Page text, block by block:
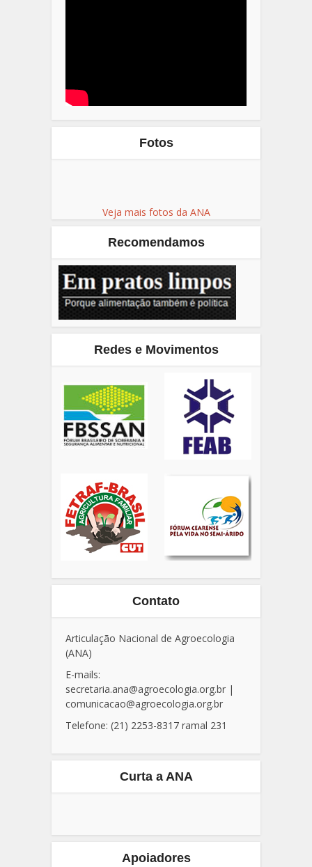
Fotos
Veja mais fotos da ANA
Recomendamos
Articulação Nacional de Agroecologia
(ANA)
E-mails:
secretaria.ana@agroecologia.org.br
|
comunicacao@agroecologia.org.br
Telefone: (21) 2253-8317 ramal 231